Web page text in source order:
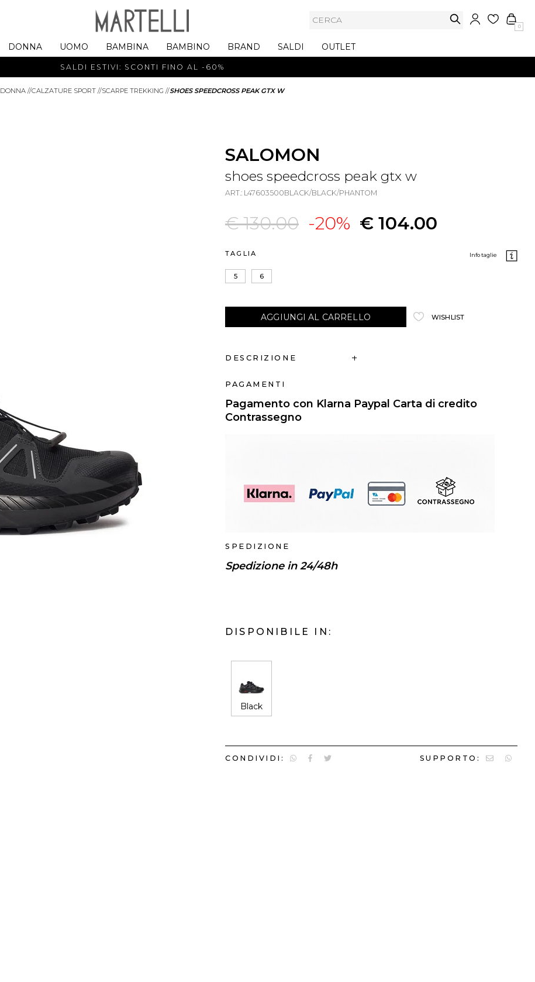
0
DONNA UOMO BAMBINA BAMBINO BRAND SALDI OUTLET
SALDI ESTIVI: SCONTI FINO AL -60%
DONNA //CALZATURE SPORT //SCARPE TREKKING //SHOES SPEEDCROSS PEAK GTX W
SALOMON
shoes speedcross peak gtx w
ART.: L47603500BLACK/BLACK/PHANTOM
€ 130.00 -20% € 104.00
TAGLIA info taglie
5 6
AGGIUNGI AL CARRELLO WISHLIST
DESCRIZIONE
PAGAMENTI
Pagamento con Klarna Paypal Carta di credito
Contrassegno
SPEDIZIONE
Spedizione in 24/48h
DISPONIBILE IN:
Black
CONDIVIDI: SUPPORTO: